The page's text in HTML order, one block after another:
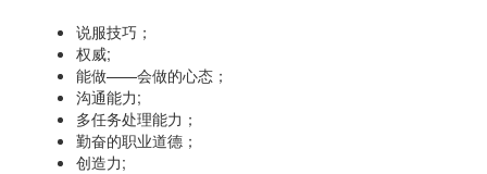
说服技巧；
权威;
能做——会做的心态；
沟通能力;
多任务处理能力；
勤奋的职业道德；
创造力;